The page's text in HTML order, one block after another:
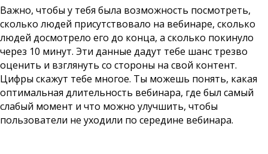
Важно, чтобы у тебя была возможность посмотреть,
сколько людей присутствовало на вебинаре, сколько
людей досмотрело его до конца, а сколько покинуло
через 10 минут. Эти данные дадут тебе шанс трезво
оценить и взглянуть со стороны на свой контент.
Цифры скажут тебе многое. Ты можешь понять, какая
оптимальная длительность вебинара, где был самый
слабый момент и что можно улучшить, чтобы
пользователи не уходили по середине вебинара.